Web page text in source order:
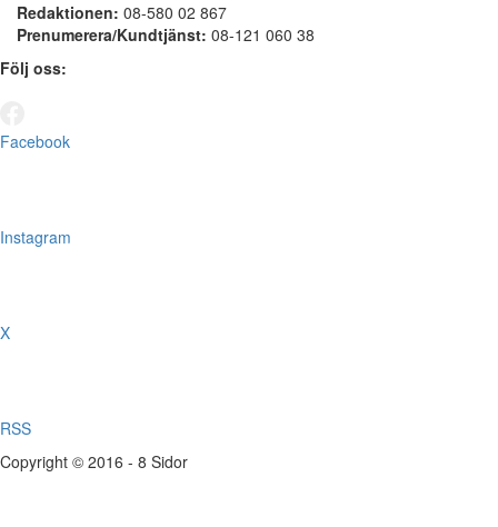
Redaktionen: 08-580 02 867
Prenumerera/Kundtjänst: 08-121 060 38
Följ oss:
Facebook
Instagram
X
RSS
Copyright © 2016 - 8 Sidor